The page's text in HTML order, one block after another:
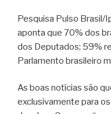
Pesquisa Pulso Brasil/
aponta que 70% dos
dos Deputados; 59%
Parlamento brasileiro
As boas notícias são
exclusivamente para